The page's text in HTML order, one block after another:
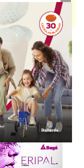
WPN y cuenta con 1